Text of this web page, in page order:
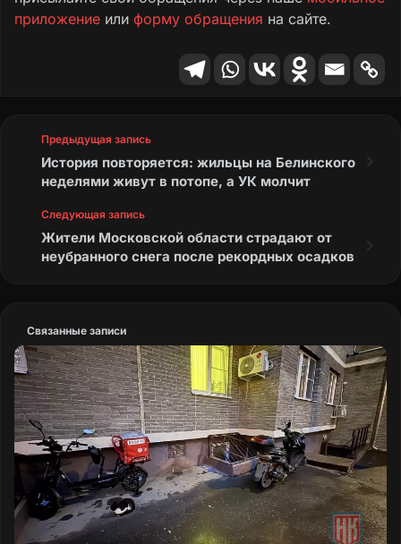
приложение или форму обращения на сайте.
Предыдущая запись
История повторяется: жильцы на Белинского
неделями живут в потопе, а УК молчит
Следующая запись
Жители Московской области страдают от
неубранного снега после рекордных осадков
Связанные записи